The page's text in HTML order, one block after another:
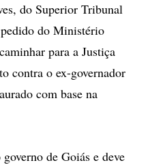
compartilhamento
do Superior Tribunal
do Ministério
para a Justiça
contra o ex-governador
com base na
de Goiás e deve